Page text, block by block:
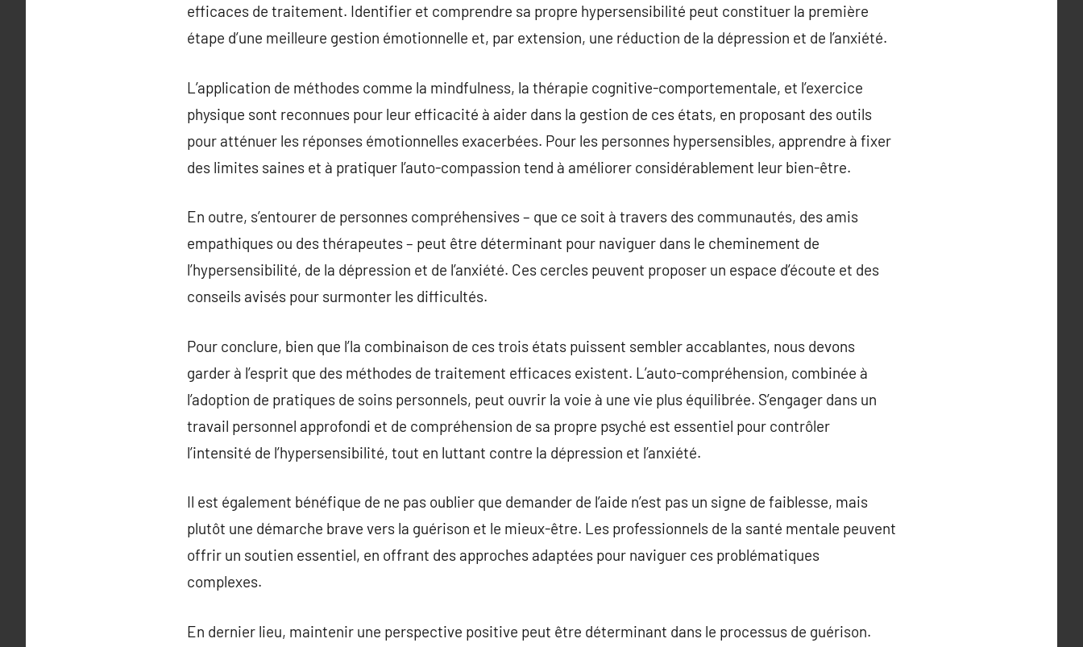
efficaces de traitement. Identifier et comprendre sa propre hypersensibilité peut constituer la première
étape d’une meilleure gestion émotionnelle et, par extension, une réduction de la dépression et de l’anxiété.
L’application de méthodes comme la mindfulness, la thérapie cognitive-comportementale, et l’exercice
physique sont reconnues pour leur efficacité à aider dans la gestion de ces états, en proposant des outils
pour atténuer les réponses émotionnelles exacerbées. Pour les personnes hypersensibles, apprendre à fixer
des limites saines et à pratiquer l’auto-compassion tend à améliorer considérablement leur bien-être.
En outre, s’entourer de personnes compréhensives – que ce soit à travers des communautés, des amis
empathiques ou des thérapeutes – peut être déterminant pour naviguer dans le cheminement de
l’hypersensibilité, de la dépression et de l’anxiété. Ces cercles peuvent proposer un espace d’écoute et des
conseils avisés pour surmonter les difficultés.
Pour conclure, bien que l’la combinaison de ces trois états puissent sembler accablantes, nous devons
garder à l’esprit que des méthodes de traitement efficaces existent. L’auto-compréhension, combinée à
l’adoption de pratiques de soins personnels, peut ouvrir la voie à une vie plus équilibrée. S’engager dans un
travail personnel approfondi et de compréhension de sa propre psyché est essentiel pour contrôler
l’intensité de l’hypersensibilité, tout en luttant contre la dépression et l’anxiété.
Il est également bénéfique de ne pas oublier que demander de l’aide n’est pas un signe de faiblesse, mais
plutôt une démarche brave vers la guérison et le mieux-être. Les professionnels de la santé mentale peuvent
offrir un soutien essentiel, en offrant des approches adaptées pour naviguer ces problématiques
complexes.
En dernier lieu, maintenir une perspective positive peut être déterminant dans le processus de guérison.